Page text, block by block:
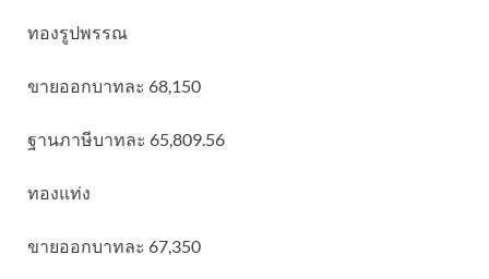
ทองรูปพรรณ
ขายออกบาทละ 68,150
ฐานภาษีบาทละ 65,809.56
ทองแท่ง
ขายออกบาทละ 67,350